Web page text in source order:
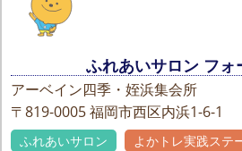
ふれあいサロン フォ
アーベイン四季・姪浜集会所
〒819-0005福岡市西区内浜1-6-1
ふれあいサロン よかトレ実践ステ